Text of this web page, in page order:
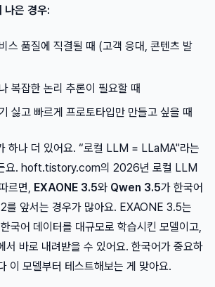
은 경우:
스 품질에 직결될 때 (고객 응대, 콘텐츠 발
복잡한 논리 추론이 필요할 때
싫고 빠르게 프로토타입만 만들고 싶을 때
하나 더 있어요. “로컬 LLM = LLaMA"라는
요. hoft.tistory.com의 2026년 로컬 LLM
르면, EXAONE 3.5와 Qwen 3.5가 한국어
를 앞서는 경우가 많아요. EXAONE 3.5는
국어 데이터를 대규모로 학습시킨 모델이고,
서 바로 내려받을 수 있어요. 한국어가 중요하
이 모델부터 테스트해보는 게 맞아요.